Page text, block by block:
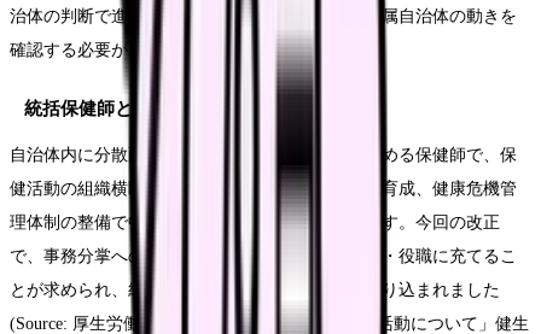
治体の判断で進むため、職場での実際の変化は所属自治体の動きを
確認する必要があります。
統括保健師とはどんな役割ですか？
自治体内に分散配置された保健師全体を取りまとめる保健師で、保
健活動の組織横断的な総合調整、人材確保、人材育成、健康危機管
理体制の整備で中核的な役割を担うとされています。今回の改正
で、事務分掌への明記と一定の権限を有する職位・役職に充てるこ
とが求められ、統括保健師補佐の配置も新たに盛り込まれました
(Source: 厚生労働省「地域における保健師の保健活動について」健生